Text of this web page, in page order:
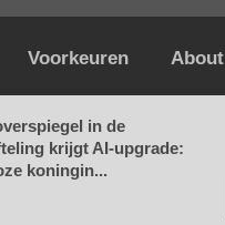
Voorkeuren About
in de
krijgt AI-upgrade:
koningin...